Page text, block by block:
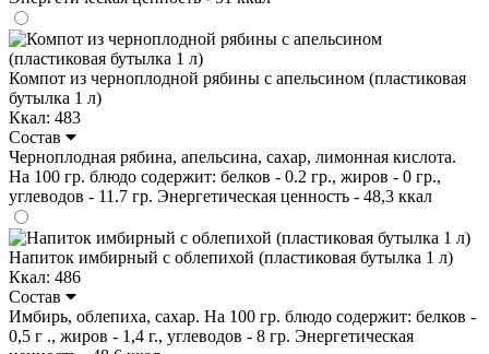
Компот из черноплодной рябины с апельсином (пластиковая
бутылка 1 л)
Ккал: 483
Состав
Черноплодная рябина, апельсина, сахар, лимонная кислота.
На 100 гр. блюдо содержит: белков - 0.2 гр., жиров - 0 гр.,
углеводов - 11.7 гр. Энергетическая ценность - 48,3 ккал
Напиток имбирный с облепихой (пластиковая бутылка 1 л)
Ккал: 486
Состав
Имбирь, облепиха, сахар. На 100 гр. блюдо содержит: белков -
0,5 г ., жиров - 1,4 г., углеводов - 8 гр. Энергетическая